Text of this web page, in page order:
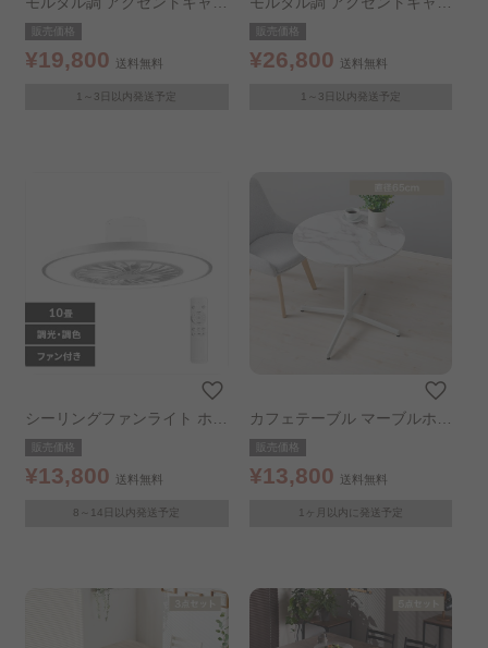
ネット 幅約79.5cm
販売価格
¥19,800 送料無料
1～3日以内発送予定
ネット 幅約119.5cm
販売価格
¥26,800 送料無料
1～3日以内発送予定
シーリングファンライト ホワ
イト
販売価格
¥13,800 送料無料
8～14日以内発送予定
カフェテーブル マーブルホワ
イト
販売価格
¥13,800 送料無料
1ヶ月以内に発送予定